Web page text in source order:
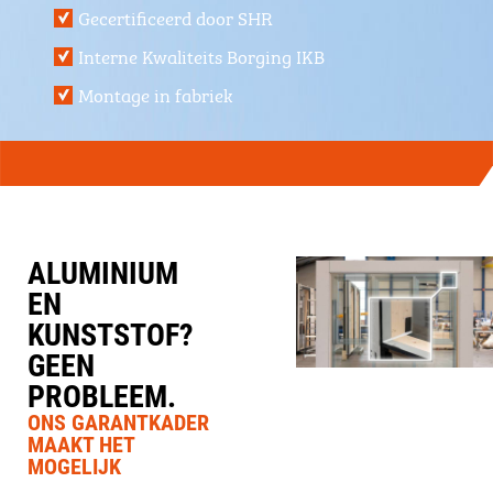
Gecertificeerd door SHR
Interne Kwaliteits Borging IKB
Montage in fabriek
ALUMINIUM
EN
KUNSTSTOF?
GEEN
PROBLEEM.
ONS GARANTKADER
MAAKT HET
MOGELIJK